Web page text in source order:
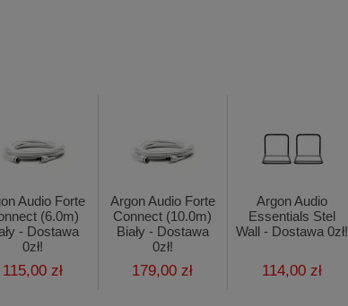
Audio Forte
(6.0m)
- Dostawa
0zł!
115,00 zł
Argon Audio Forte
Connect (10.0m)
Biały - Dostawa
0zł!
179,00 zł
Argon Audio
Essentials Stel
Wall - Dostawa 0zł!
114,00 zł